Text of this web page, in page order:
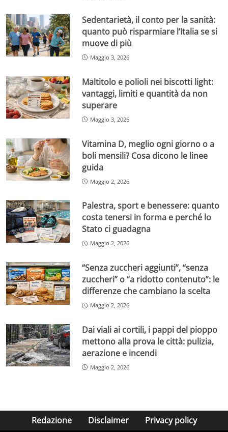
Sedentarietà, il conto per la sanità:
quanto può risparmiare l’Italia se si
muove di più
Maggio 3, 2026
Maltitolo e polioli nei biscotti light:
vantaggi, limiti e quantità da non
superare
Maggio 3, 2026
Vitamina D, meglio ogni giorno o a
boli mensili? Cosa dicono le linee
guida
Maggio 2, 2026
Palestra, sport e benessere: quanto
costa tenersi in forma e perché lo
Stato ci guadagna
Maggio 2, 2026
“Senza zuccheri aggiunti”, “senza
zuccheri” o “a ridotto contenuto”: le
differenze che cambiano la scelta
Maggio 2, 2026
Dai viali ai cortili, i pappi del pioppo
mettono alla prova le città: pulizia,
aerazione e incendi
Maggio 2, 2026
Redazione Disclaimer Privacy policy